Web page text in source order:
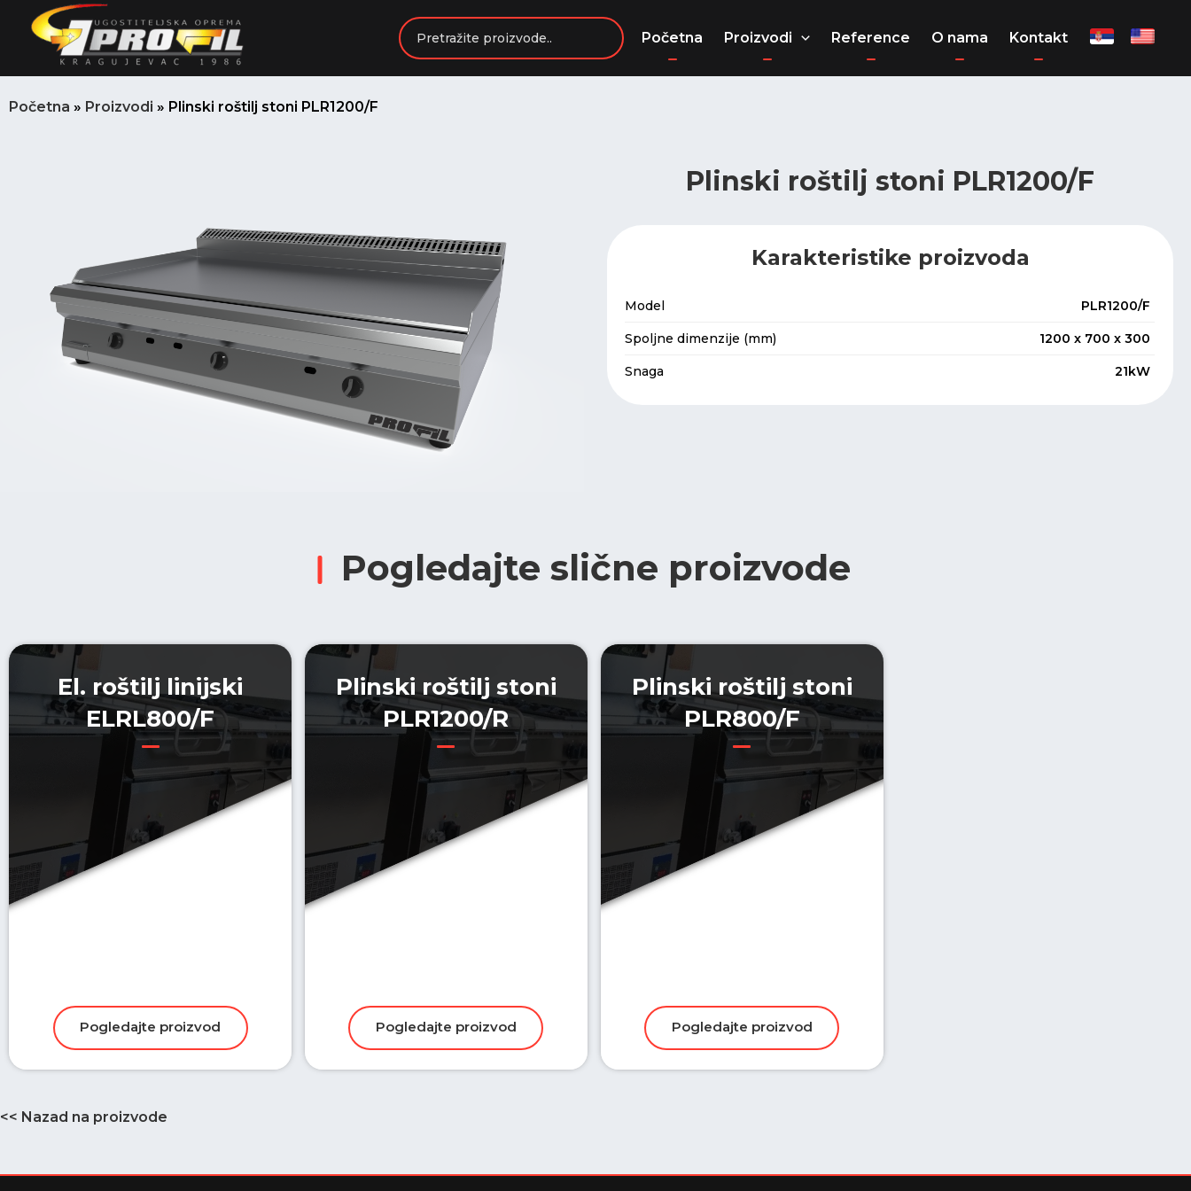
Пређи
Početna Proizvodi Reference O nama Kontakt
Početna » Proizvodi » Plinski roštilj stoni PLR1200/F
Plinski roštilj stoni PLR1200/F
Karakteristike proizvoda
Model PLR1200/F
Spoljne dimenzije (mm) 1200 x 700 x 300
Snaga 21kW
Pogledajte slične proizvode
El. roštilj linijski
ELRL800/F
Plinski roštilj stoni
PLR1200/R
Plinski roštilj stoni
PLR800/F
<< Nazad na proizvode